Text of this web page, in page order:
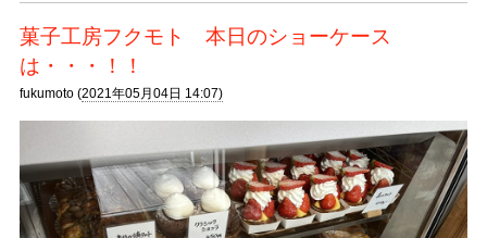
菓子工房フクモト 本日のショーケース
は・・・！！
fukumoto (2021年05月04日 14:07)